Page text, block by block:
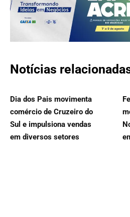
Notícias
Dia dos Pais movimenta
comércio de Cruzeiro do
Sul e impulsiona vendas
em diversos setores